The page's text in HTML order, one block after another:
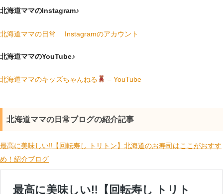
北海道ママのInstagram♪
北海道ママの日常 Instagramのアカウント
北海道ママのYouTube♪
北海道ママのキッズちゃんねる – YouTube
北海道ママの日常ブログの紹介記事
最高に美味しい‼【回転寿し トリトン】北海道のお寿司はここがおすす
め！紹介ブログ